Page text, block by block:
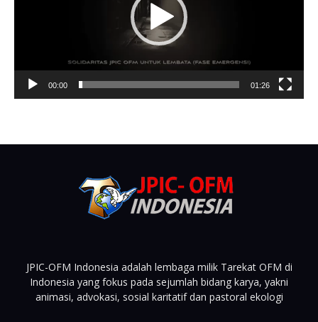
00:00 01:26
JPIC-OFM Indonesia adalah lembaga milik Tarekat OFM di
Indonesia yang fokus pada sejumlah bidang karya, yakni
animasi, advokasi, sosial karitatif dan pastoral ekologi